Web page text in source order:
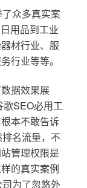
众多真实案
用品到工业
材行业、服
行业等等。
据效果展
SEO必用工
本不敢告诉
名流量，不
管理权限是
的真实案例
为了忽悠外